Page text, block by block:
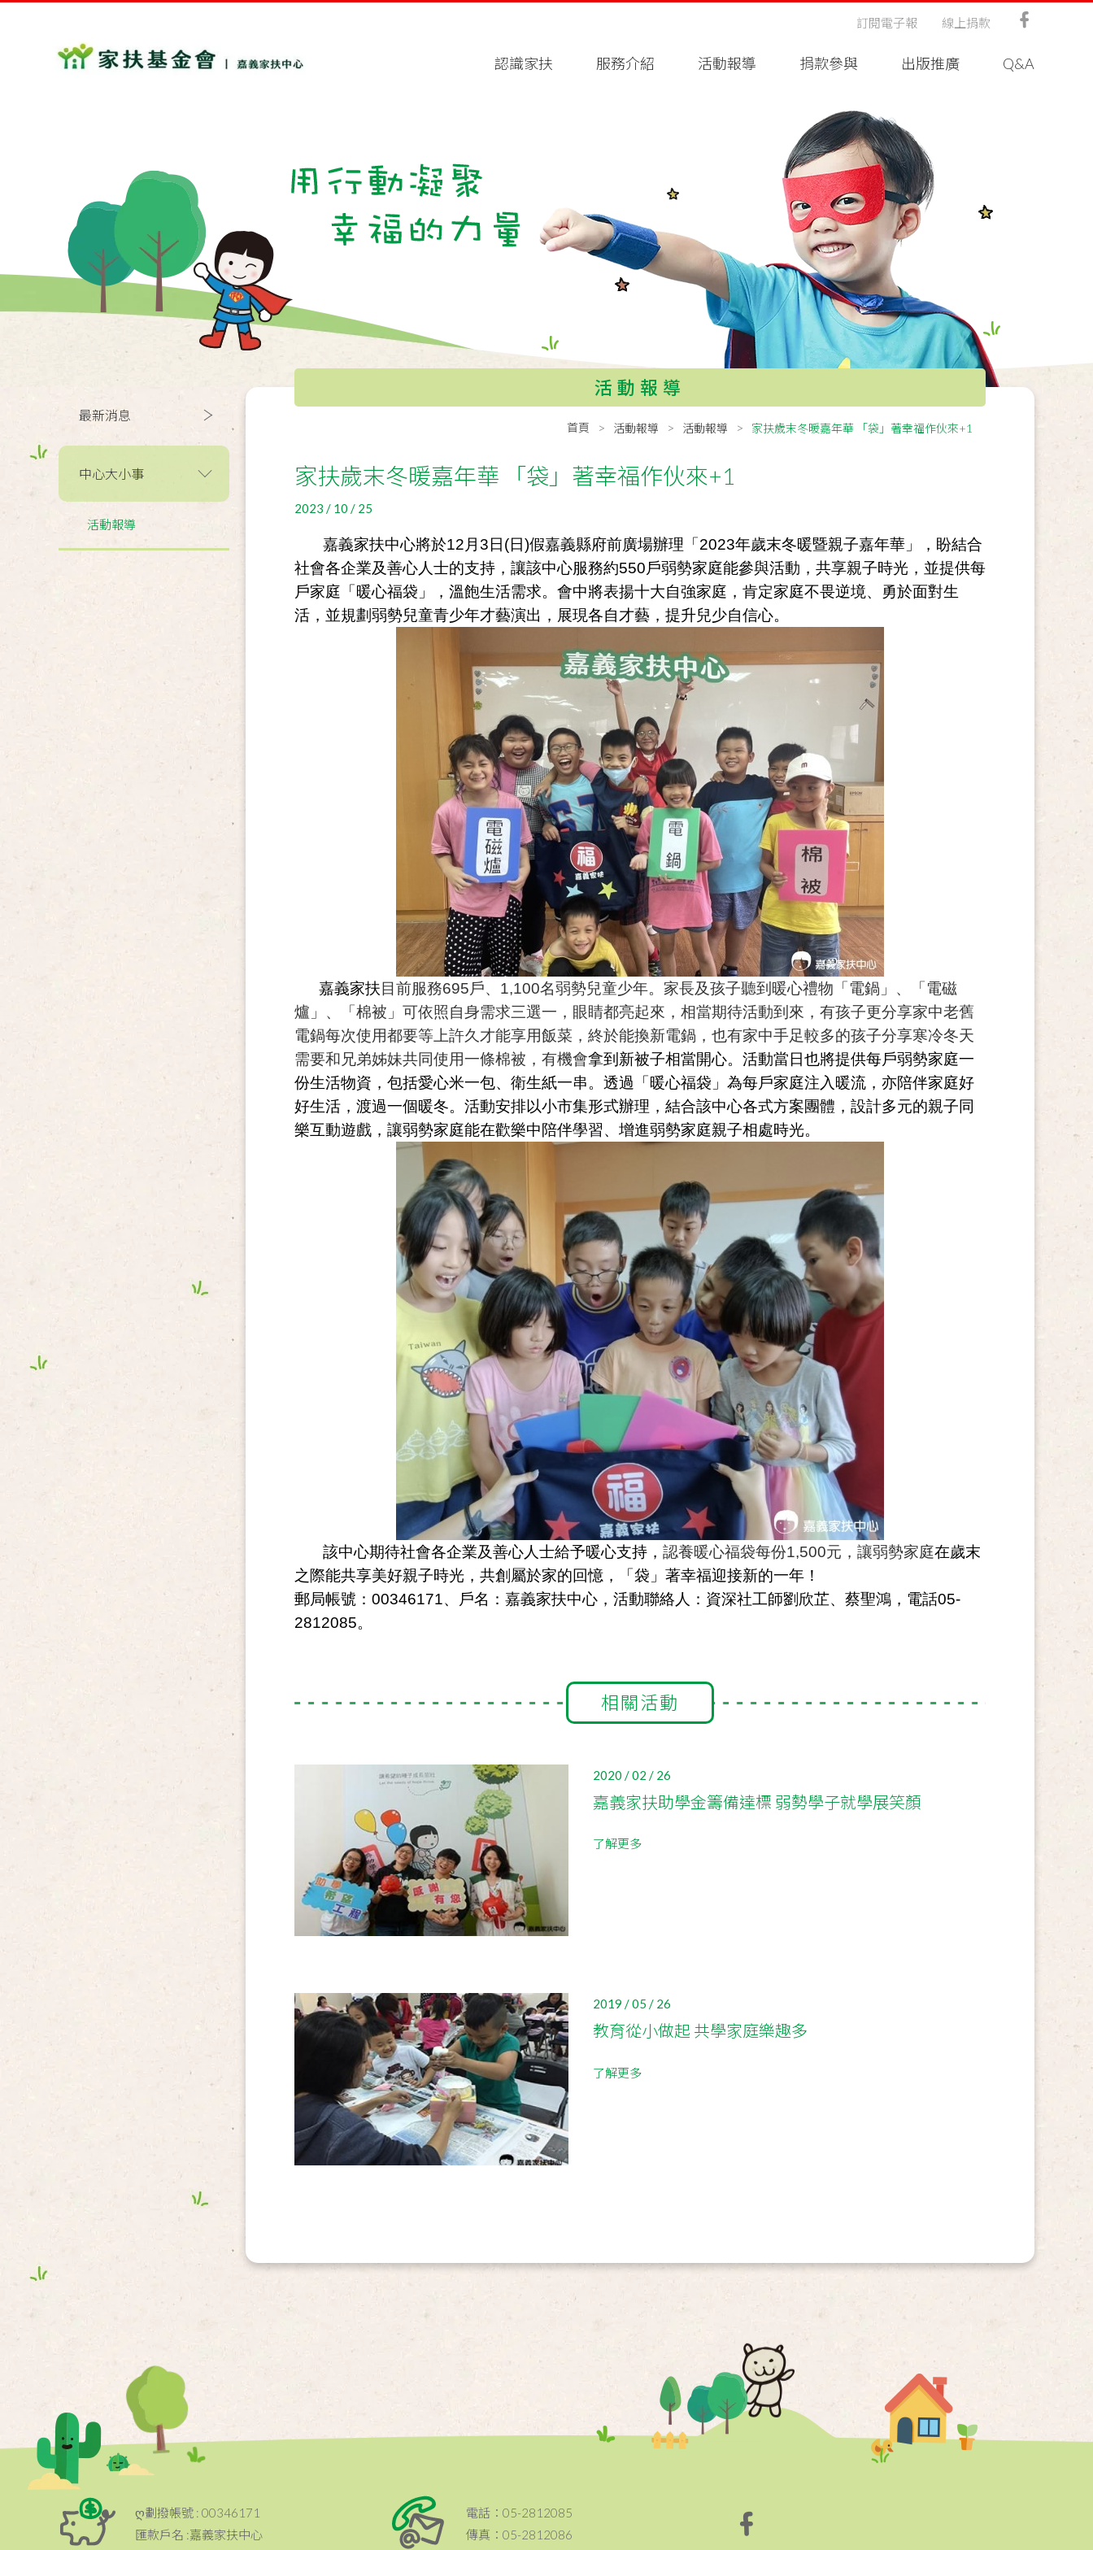
認識家扶 服務介紹 活動報導 捐款參與 出版推廣 Q&A
訂閱電子報 線上捐款
最新消息
中心大小事
活動報導
活動報導
首頁 活動報導 活動報導 家扶歲末冬暖嘉年華 「袋」著幸福作伙來+1
家扶歲末冬暖嘉年華 「袋」著幸福作伙來+1
2023 / 10 / 25
嘉義家扶中心將於12月3日(日)假嘉義縣府前廣場辦理「2023年歲末冬暖暨親子嘉年華」，盼結合
社會各企業及善心人士的支持，讓該中心服務約550戶弱勢家庭能參與活動，共享親子時光，並提供每
戶家庭「暖心福袋」，溫飽生活需求。會中將表揚十大自強家庭，肯定家庭不畏逆境、勇於面對生
活，並規劃弱勢兒童青少年才藝演出 ，展現各自才藝，提升兒少自信心。
嘉義家扶 目前服務695戶、1,100名弱勢兒童少年。家長及孩子聽到暖心禮物「電鍋」、「電磁
爐」、「棉被」可依照自身需求三選一，眼睛都亮起來，相當期待活動到來，有孩子更分享家中老舊
電鍋每次使用都要等上許久才能享用飯菜，終於能換新電鍋，也有家中手足較多的孩子分享寒冷冬天
需要和兄弟姊妹共同使用一條棉被，有機會拿到新被子相當開心。活動當日也將提供每戶弱勢家庭一
份生活物資，包括愛心米一包、衛生紙一串。透過「暖心福袋」為每戶家庭注入暖流，亦陪伴家庭好
好生活 ， 渡過一個暖冬。活動安排以小市集形式辦理，結合該中心各式方案團體，設計多元的親子同
樂互動遊戲，讓弱勢家庭能在歡樂中陪伴學習、增進弱勢家庭親子相處時光。
該中心期待社會各企業及善心人士給予暖心支持， 認養暖心福袋每份1,500元，讓弱勢家庭在歲末
之際能共享美好親子時光，共創屬於家的回憶，「袋」著幸福迎接新的一年！
郵局帳號：00346171、戶名 ：嘉義家扶中心， 活動聯絡人：資深社工師劉欣芷、蔡聖鴻，電話05-
2812085。
相關活動
2020 / 02 / 26
嘉義家扶助學金籌備達標 弱勢學子就學展笑顏
了解更多
2019 / 05 / 26
教育從小做起 共學家庭樂趣多
了解更多
ღ劃撥帳號 : 00346171
匯款戶名 :嘉義家扶中心
電話：05-2812085
傳真：05-2812086